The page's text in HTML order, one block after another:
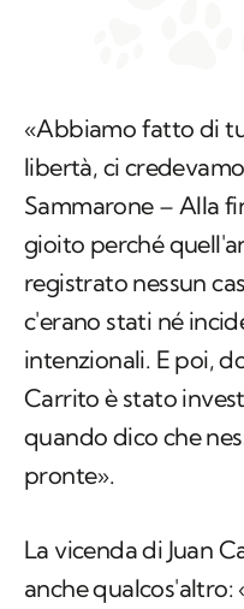
«Abbiamo fatto di
libertà, ci
Sammarone – Alla
gioito perché
registrato nessun
c'erano stati né
intenzionali. E poi,
Carrito è stato
quando dico che
pronte».
La vicenda di Juan
anche